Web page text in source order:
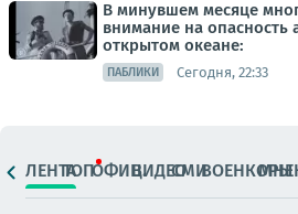
В минувшем месяце
внимание на опасность
открытом океане:
ПАБЛИКИ Сегодня, 22:33
ЛЕНТАТОПОФИЦ.ВИДЕОСМИВОЕНКОРЫ